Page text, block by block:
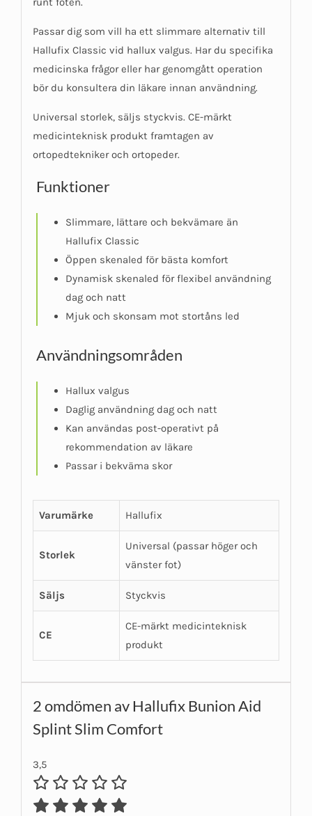
Passar dig som vill ha ett slimmare alternativ till
Hallufix Classic vid hallux valgus. Har du specifika
medicinska frågor eller har genomgått operation
bör du konsultera din läkare innan användning.
Universal storlek, säljs styckvis. CE-märkt
medicinteknisk produkt framtagen av
ortopedtekniker och ortopeder.
Funktioner
Slimmare, lättare och bekvämare än
Hallufix Classic
Öppen skenaled för bästa komfort
Dynamisk skenaled för flexibel användning
dag och natt
Mjuk och skonsam mot stortåns led
Användningsområden
Hallux valgus
Daglig användning dag och natt
Kan användas post-operativt på
rekommendation av läkare
Passar i bekväma skor
Varumärke Hallufix
Storlek
Universal (passar höger och
vänster fot)
Säljs Styckvis
CE
CE-märkt medicinteknisk
produkt
2 omdömen av Hallufix Bunion Aid
Splint Slim Comfort
3,5